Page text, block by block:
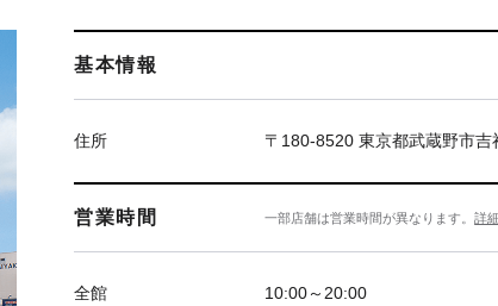
基本情報
住所 〒180-8520 東京都武蔵野市吉
営業時間 一部店舗は営業時間が異なります。詳
全館 10:00～20:00